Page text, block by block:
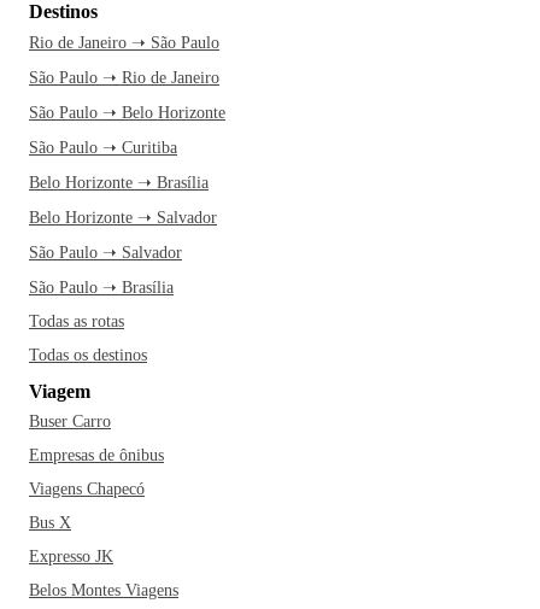
Destinos
Rio de Janeiro ➝ São Paulo
São Paulo ➝ Rio de Janeiro
São Paulo ➝ Belo Horizonte
São Paulo ➝ Curitiba
Belo Horizonte ➝ Brasília
Belo Horizonte ➝ Salvador
São Paulo ➝ Salvador
São Paulo ➝ Brasília
Todas as rotas
Todas os destinos
Viagem
Buser Carro
Empresas de ônibus
Viagens Chapecó
Bus X
Expresso JK
Belos Montes Viagens